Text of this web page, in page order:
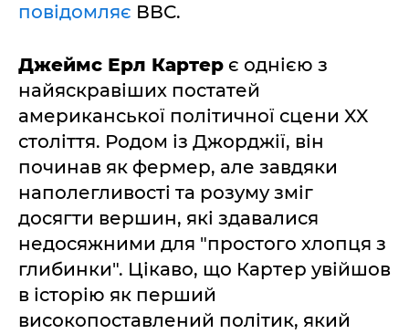
повідомляє ВВС.
Джеймс Ерл Картер є однією з
найяскравіших постатей
американської політичної сцени XX
століття. Родом із Джорджії, він
починав як фермер, але завдяки
наполегливості та розуму зміг
досягти вершин, які здавалися
недосяжними для "простого хлопця з
глибинки". Цікаво, що Картер увійшов
в історію як перший
високопоставлений політик, який